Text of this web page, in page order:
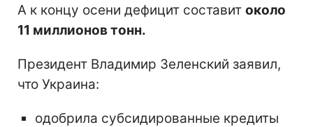
А к концу осени дефицит составит около
11 миллионов тонн.
Президент Владимир Зеленский заявил,
что Украина:
одобрила субсидированные кредиты